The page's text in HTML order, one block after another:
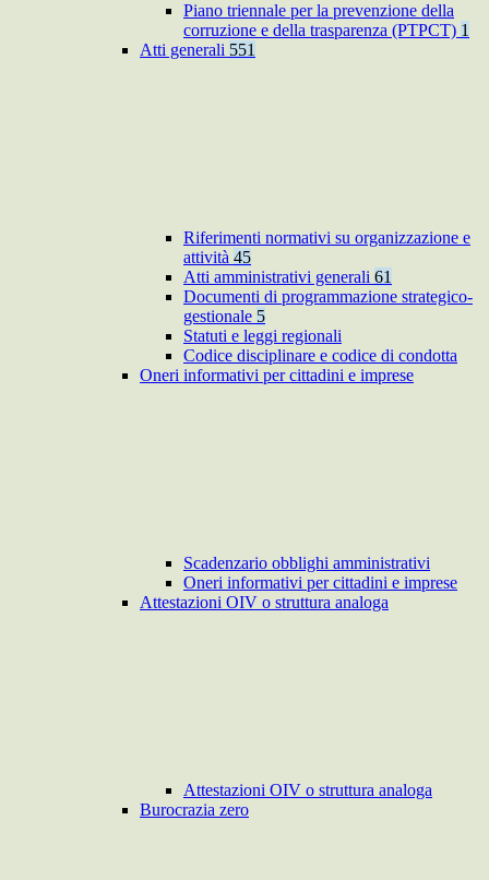
Piano triennale per la prevenzione della
corruzione e della trasparenza (PTPCT) 1
Atti generali 551
Riferimenti normativi su organizzazione e
attività 45
Atti amministrativi generali 61
Documenti di programmazione strategico-
gestionale 5
Statuti e leggi regionali
Codice disciplinare e codice di condotta
Oneri informativi per cittadini e imprese
Scadenzario obblighi amministrativi
Oneri informativi per cittadini e imprese
Attestazioni OIV o struttura analoga
Attestazioni OIV o struttura analoga
Burocrazia zero